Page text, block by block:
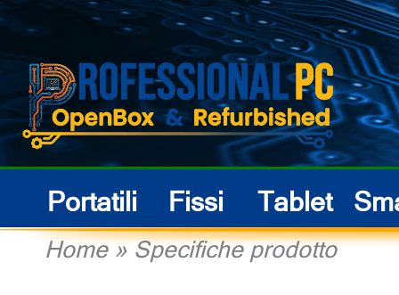
Portatili Fissi Tablet
Home»Specifiche prodotto